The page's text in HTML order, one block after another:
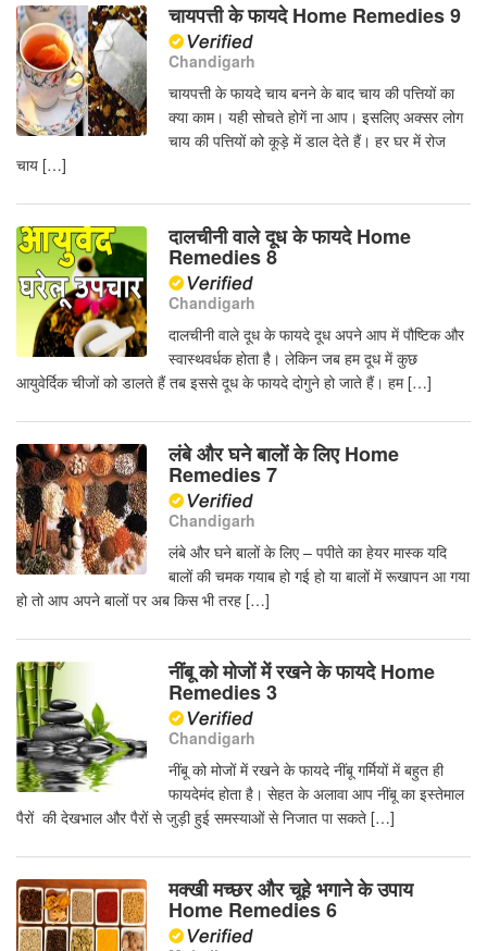
चायपत्ती के फायदे Home Remedies 9
Chandigarh
चायपत्ती के फायदे चाय बनने के बाद चाय की पत्तियों का
क्या काम। यही सोचते होगें ना आप। इसलिए अक्सर लोग
चाय की पत्तियों को कूड़े में डाल देते हैं। हर घर में रोज
चाय […]
दालचीनी वाले दूध के फायदे Home
Remedies 8
Chandigarh
दालचीनी वाले दूध के फायदे दूध अपने आप में पौष्टिक और
स्वास्थवर्धक होता है। लेकिन जब हम दूध में कुछ
आयुवेर्दिक चीजों को डालते हैं तब इससे दूध के फायदे दोगुने हो जाते हैं। हम […]
लंबे और घने बालों के लिए Home
Remedies 7
Chandigarh
लंबे और घने बालों के लिए – पपीते का हेयर मास्क यदि
बालों की चमक गयाब हो गई हो या बालों में रूखापन आ गया
हो तो आप अपने बालों पर अब किस भी तरह […]
नींबू को मोजों में रखने के फायदे Home
Remedies 3
Chandigarh
नींबू को मोजों में रखने के फायदे नींबू गर्मियों में बहुत ही
फायदेमंद होता है। सेहत के अलावा आप नींबू का इस्तेमाल
पैरों की देखभाल और पैरों से जुड़ी हुई समस्याओं से निजात पा सकते […]
मक्खी मच्छर और चूहे भगाने के उपाय
Home Remedies 6